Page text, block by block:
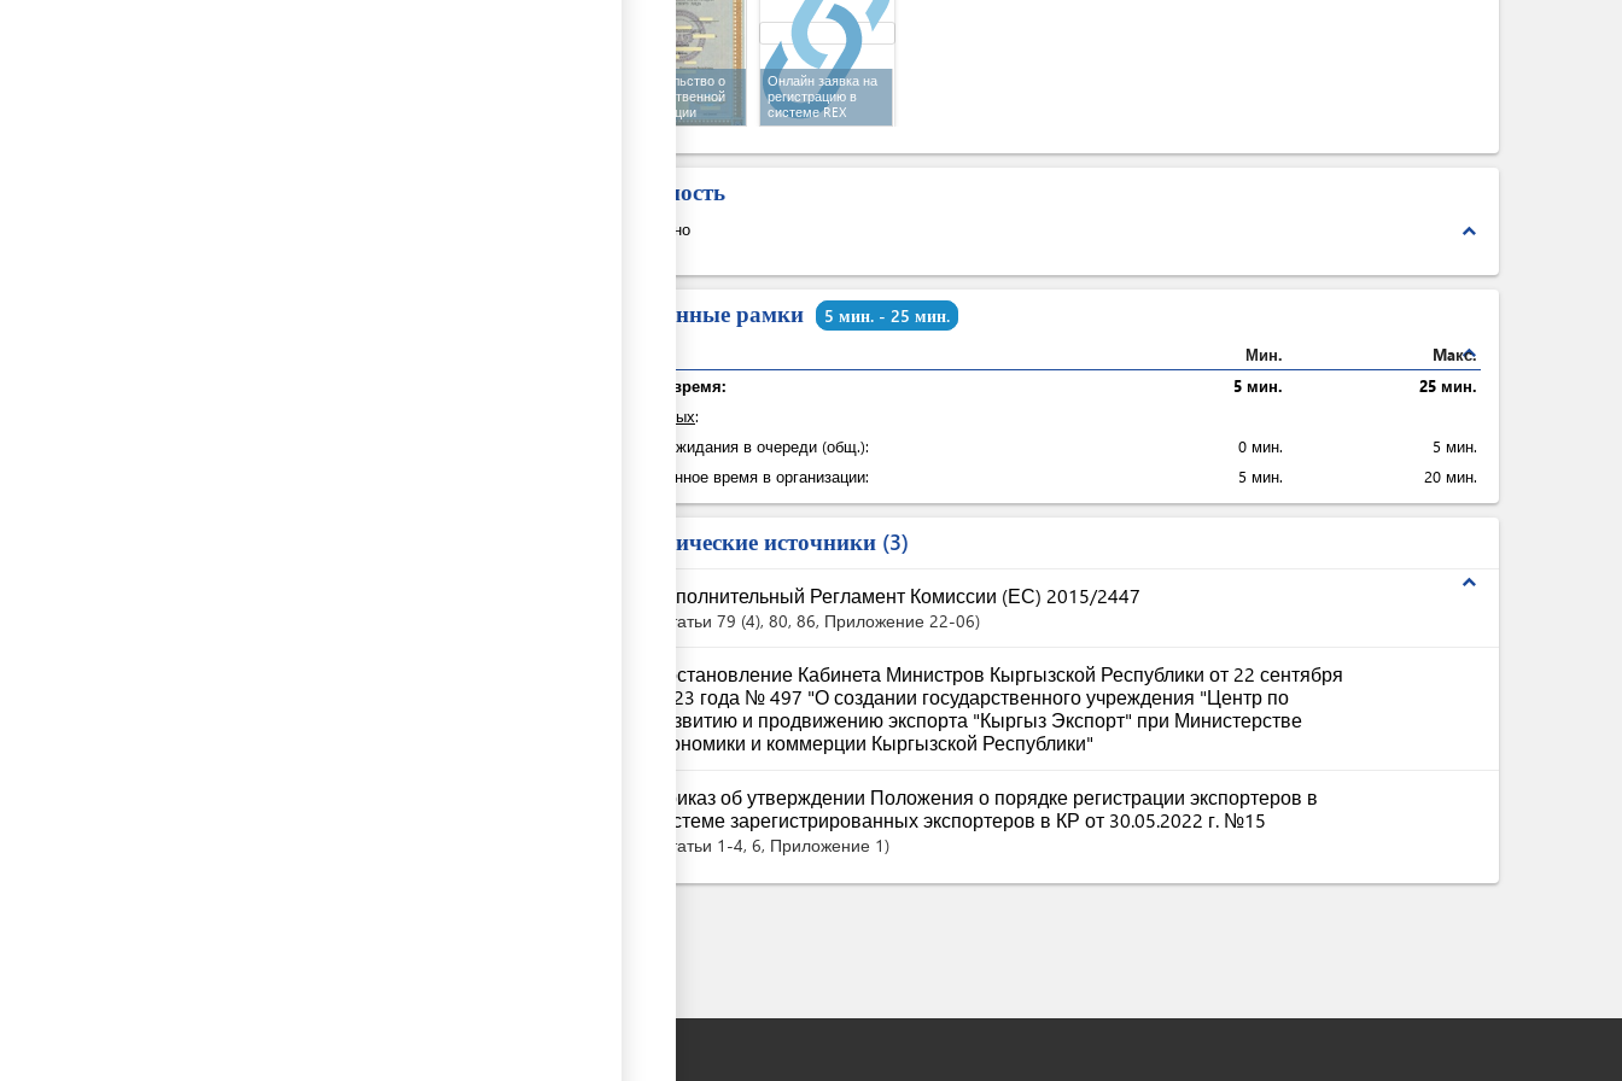
Свидетельство о
государственной
регистрации
Онлайн заявка на
регистрацию в
системе REX
Стоимость
expand_less
Бесплатно
Временные рамки 5 мин. - 25 мин.
expand_less
Мин.
Maкс.
Общее время:
5 мин.
25 мин.
из которых:
Время ожидания в очереди (общ.):
0 мин.
5 мин.
Затраченное время в организации:
5 мин. 20 мин.
Юридические источники 3
expand_less
Исполнительный Регламент Комиссии (ЕС) 2015/2447
Статьи 79 (4), 80, 86, Приложение 22-06
Постановление Кабинета Министров Кыргызской Республики от 22 сентября
2023 года № 497 "О создании государственного учреждения "Центр по
развитию и продвижению экспорта "Кыргыз Экспорт" при Министерстве
экономики и коммерции Кыргызской Республики"
Приказ об утверждении Положения о порядке регистрации экспортеров в
системе зарегистрированных экспортеров в КР от 30.05.2022 г. №15
Статьи 1-4, 6, Приложение 1